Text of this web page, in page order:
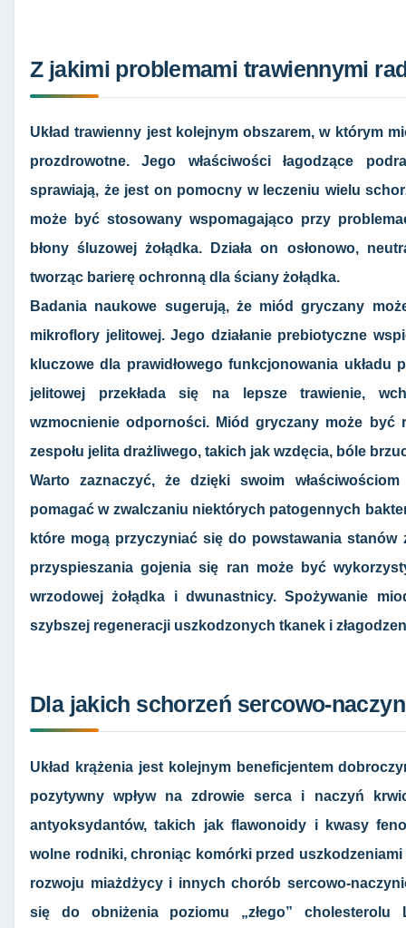
Z jakimi problemami trawiennymi
Układ trawienny jest kolejnym obszarem, w którym
prozdrowotne. Jego właściwości łagodzące
sprawiają, że jest on pomocny w leczeniu wielu
może być stosowany wspomagająco przy
błony śluzowej żołądka. Działa on osłonowo,
tworząc barierę ochronną dla ściany żołądka.
Badania naukowe sugerują, że miód gryczany
mikroflory jelitowej. Jego działanie prebiotyczne
kluczowe dla prawidłowego funkcjonowania układu
jelitowej przekłada się na lepsze trawienie,
wzmocnienie odporności. Miód gryczany może być
zespołu jelita drażliwego, takich jak wzdęcia, bóle
Warto zaznaczyć, że dzięki swoim
pomagać w zwalczaniu niektórych patogennych
które mogą przyczyniać się do powstawania
przyspieszania gojenia się ran może być
wrzodowej żołądka i dwunastnicy. Spożywanie
szybszej regeneracji uszkodzonych tkanek i
Dla jakich schorzeń sercowo-
Układ krążenia jest kolejnym beneficjentem
pozytywny wpływ na zdrowie serca i naczyń
antyoksydantów, takich jak flawonoidy i kwasy
wolne rodniki, chroniąc komórki przed
rozwoju miażdżycy i innych chorób sercowo-
się do obniżenia poziomu „złego” cholesterolu